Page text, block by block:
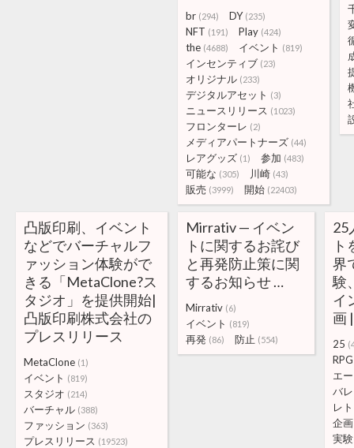
br (294) DY (235)
NFT (191) Play (424)
the (4688) イベント (819)
インセンティブ (23)
オリジナル (233)
デジタルアセット (3)
ニュースリリース (1023)
フロンターレ (2)
メディアパートナーズ (44)
レアグッズ (1) 参加 (483)
可能な (305) 川崎 (43)
販売 (3999) 開始 (22403)
凸版印刷、イベント
などでバーチャルフ
ァッション体験がで
きる「MetaClone?ス
タジオ」を提供開始|
凸版印刷株式会社の
プレスリリース
MetaClone (1)
イベント (819)
スタジオ (214)
バーチャル (388)
ファッション (363)
プレスリリース (19523)
Mirrativ — イベン
トに関するお詫び
と再発防止策に関
するお知らせ …
Mirrativ (6)
イベント (819)
再発 (86) 防止 (554)
25
ト
界
験
イ
画
25
RPG
エ
バ
レ
企画
実験